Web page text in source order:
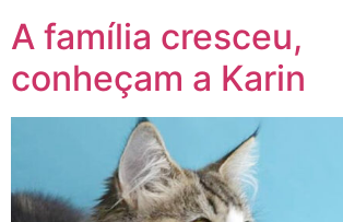
A família cresceu,
conheçam a Karin